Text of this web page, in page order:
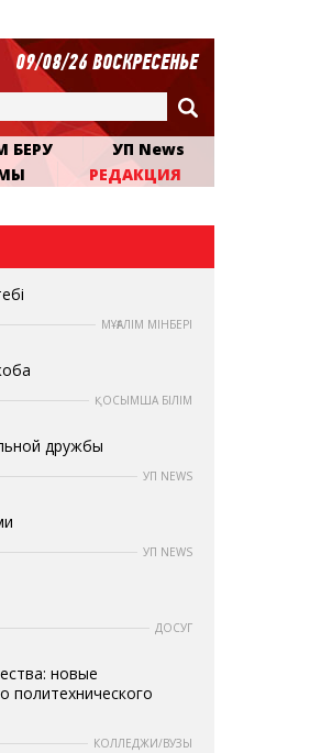
09/08/26 ВОСКРЕСЕНЬЕ
БЕРУ
УП News
РЕДАКЦИЯ
МҰҒАЛІМ МІНБЕРІ
ҚОСЫМША БІЛІМ
дружбы
УП NEWS
УП NEWS
ДОСУГ
новые
политехнического
КОЛЛЕДЖИ/ВУЗЫ